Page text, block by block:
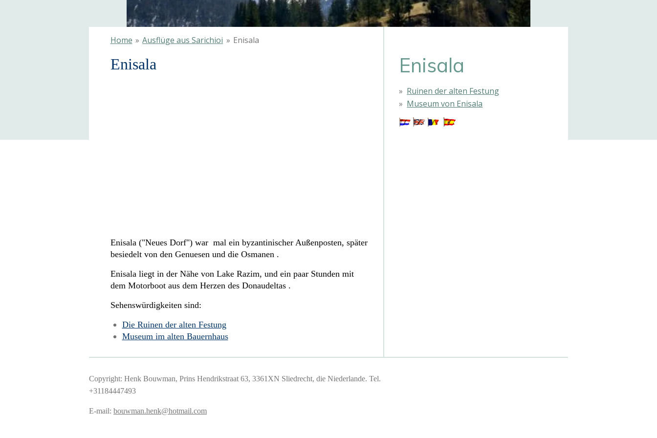
Home » Ausflüge aus Sarichioi » Enisala
Enisala
Enisala ("Neues Dorf") war mal ein byzantinischer Außenposten, später
besiedelt von den Genuesen und die Osmanen .
Enisala liegt in der Nähe von Lake Razim, und ein paar Stunden mit
dem Motorboot aus dem Herzen des Donaudeltas .
Sehenswürdigkeiten sind:
Die Ruinen der alten Festung
Museum im alten Bauernhaus
Enisala
Ruinen der alten Festung
Museum von Enisala
Copyright: Henk Bouwman, Prins Hendrikstraat 63, 3361XN Sliedrecht, die Niederlande. Tel.
+31184447493
E-mail: bouwman.henk@hotmail.com